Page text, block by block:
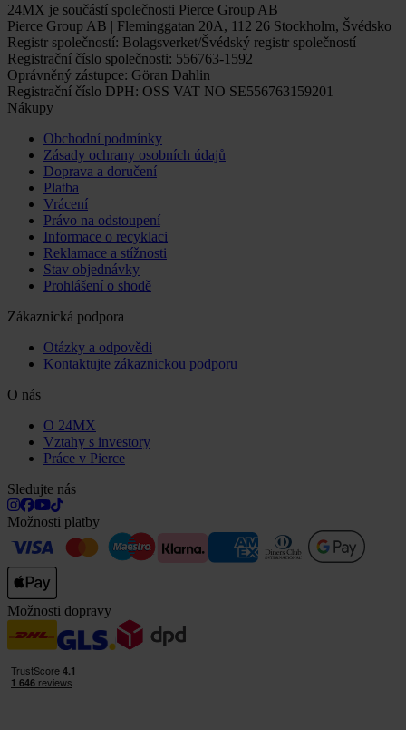
24MX je součástí společnosti Pierce Group AB
Pierce Group AB | Fleminggatan 20A, 112 26 Stockholm, Švédsko
Registr společností: Bolagsverket/Švédský registr společností
Registrační číslo společnosti: 556763-1592
Oprávněný zástupce: Göran Dahlin
Registrační číslo DPH: OSS VAT NO SE556763159201
Nákupy
Obchodní podmínky
Zásady ochrany osobních údajů
Doprava a doručení
Platba
Vrácení
Právo na odstoupení
Informace o recyklaci
Reklamace a stížnosti
Stav objednávky
Prohlášení o shodě
Zákaznická podpora
Otázky a odpovědi
Kontaktujte zákaznickou podporu
O nás
O 24MX
Vztahy s investory
Práce v Pierce
Sledujte nás
Možnosti platby
Možnosti dopravy